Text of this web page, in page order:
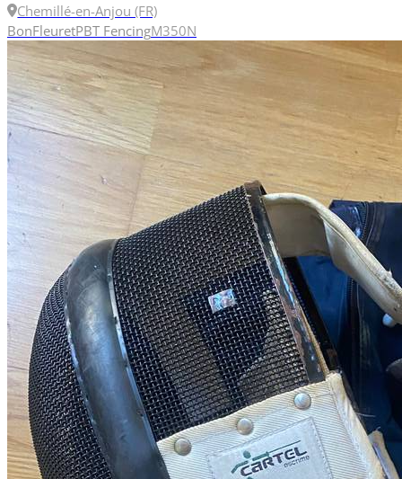
Chemillé-en-Anjou (FR)
BonFleuretPBT FencingM350N